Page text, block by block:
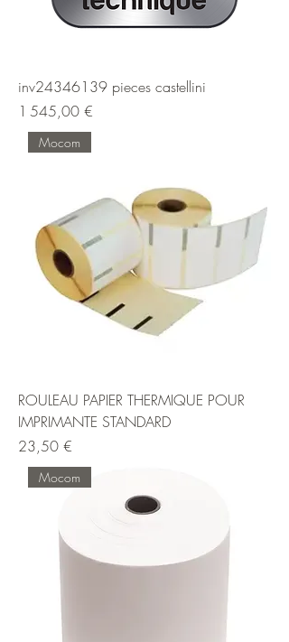
inv24346139 pieces castellini
Prix
1 545,00 €
Mocom
ROULEAU PAPIER THERMIQUE POUR
IMPRIMANTE STANDARD
Prix
23,50 €
Mocom